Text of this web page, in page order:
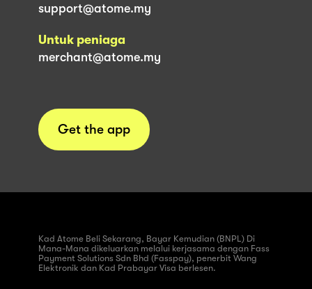
support@atome.my
Untuk peniaga
merchant@atome.my
Get the app
Kad Atome Beli Sekarang, Bayar Kemudian (BNPL) Di
Mana-Mana dikeluarkan melalui kerjasama dengan Fass
Payment Solutions Sdn Bhd (Fasspay), penerbit Wang
Elektronik dan Kad Prabayar Visa berlesen.